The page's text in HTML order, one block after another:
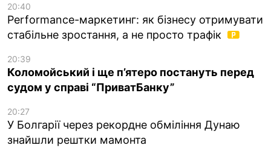
20:40
Performance-маркетинг: як бізнесу отримувати
стабільне зростання, а не просто трафік
20:39
Коломойський і ще п’ятеро постануть перед
судом у справі “ПриватБанку”
20:27
У Болгарії через рекордне обміління Дунаю
знайшли рештки мамонта